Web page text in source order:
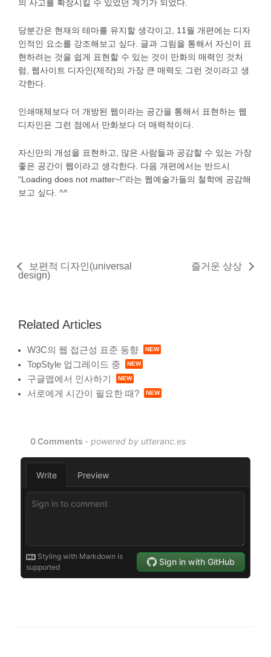
의 사고를 확장시킬 수 있었던 계기가 되었다.
당분간은 현재의 테마를 유지할 생각이고, 11월 개편에는 디자
인적인 요소를 강조해보고 싶다. 글과 그림을 통해서 자신이 표
현하려는 것을 쉽게 표현할 수 있는 것이 만화의 매력인 것처
럼, 웹사이트 디자인(제작)의 가장 큰 매력도 그런 것이라고 생
각한다.
인쇄매체보다 더 개방된 웹이라는 공간을 통해서 표현하는 웹
디자인은 그런 점에서 만화보다 더 매력적이다.
자신만의 개성을 표현하고, 많은 사람들과 공감할 수 있는 가장
좋은 공간이 웹이라고 생각한다. 다음 개편에서는 반드시
“Loading does not matter~!”라는 웹예술가들의 철학에 공감해
보고 싶다. ^^
보편적 디자인(universal
design)
즐거운 상상
Related Articles
W3C의 웹 접근성 표준 동향
TopStyle 업그레이드 중
구글맵에서 인사하기
서로에게 시간이 필요한 때?